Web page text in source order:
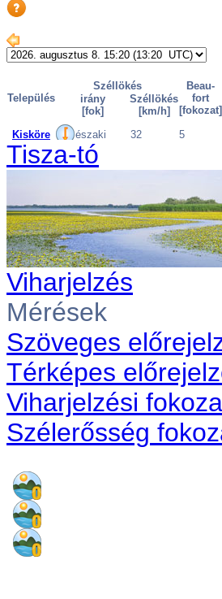
Tisza-tó
Viharjelzés
Mérések
Szöveges
Térképes
Viharjelzési
Szélerősség